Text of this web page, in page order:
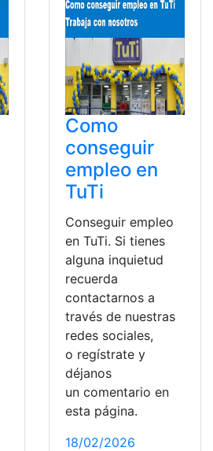
Como
conseguir
empleo en
TuTi
Conseguir empleo
en TuTi. Si tienes
alguna inquietud
recuerda
contactarnos a
través de nuestras
redes sociales,
o regístrate y
déjanos
un comentario en
esta página.
18/02/2026